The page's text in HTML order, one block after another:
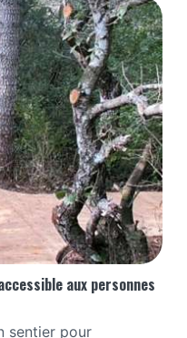
aux personnes
sentier pour